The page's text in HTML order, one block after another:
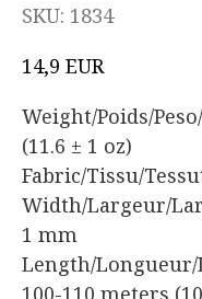
SKU: 1834
14,9 EUR
Weight/Poids/
(11.6 ± 1 oz)
Fabric/Tissu/
Width/Largeur/
1 mm
Length/
100-110 meters